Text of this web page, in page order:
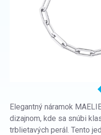
Elegantný náramok
dizajnom, kde sa snúbi
trblietavých perál. Tento